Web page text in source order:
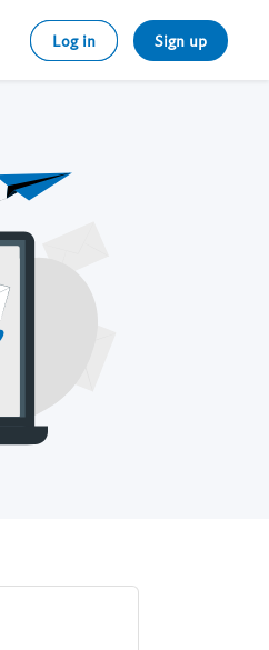
Log in Sign up